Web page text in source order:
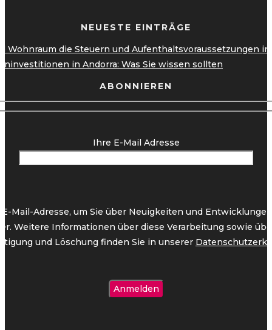
NEUESTE EINTRÄGE
Wohnraum die Steuern und Aufenthaltsvoraussetzungen
in Andorra: Was Sie wissen sollten
ABONNIEREN
Ihre E-Mail Adresse
E-Mail-Adresse, um Sie über Neuigkeiten und
Weitere Informationen über diese Verarbeitung sowie
und Löschung finden Sie in unserer